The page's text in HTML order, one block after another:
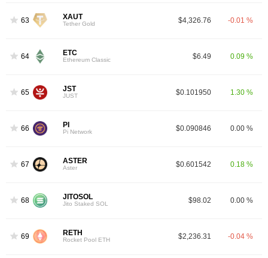
63 XAUT
Tether Gold $4,326.76 -0.01 %
64 ETC
Ethereum Classic $6.49 0.09 %
65 JST
JUST $0.101950 1.30 %
66 PI
Pi Network $0.090846 0.00 %
67 ASTER
Aster $0.601542 0.18 %
68 JITOSOL
Jito Staked SOL $98.02 0.00 %
69 RETH
Rocket Pool ETH $2,236.31 -0.04 %